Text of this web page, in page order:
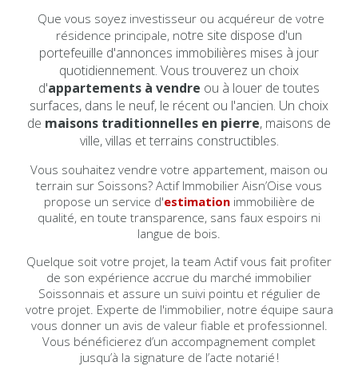
Que vous soyez investisseur ou acquéreur de votre
résidence principale, notre site dispose d'un
portefeuille d'annonces immobilières mises à jour
quotidiennement. Vous trouverez un choix
d'appartements à vendre ou à louer de toutes
surfaces, dans le neuf, le récent ou l'ancien. Un choix
de maisons traditionnelles en pierre, maisons de
ville, villas et terrains constructibles.
Vous souhaitez vendre votre appartement, maison ou
terrain sur Soissons? Actif Immobilier Aisn’Oise vous
propose un service d'estimationimmobilière de
qualité, en toute transparence, sans faux espoirs ni
langue de bois.
Quelque soit votre projet, la team Actif vous fait profiter
de son expérience accrue du marché immobilier
Soissonnais et assure un suivi pointu et régulier de
votre projet. Experte de l'immobilier, notre équipe saura
vous donner un avis de valeur fiable et professionnel.
Vous bénéficierez d’un accompagnement complet
jusqu’à la signature de l’acte notarié !